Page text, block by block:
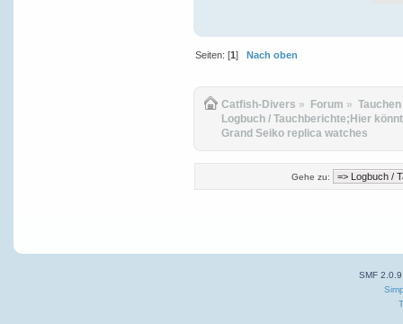
Seiten: [1] Nach oben
Catfish-Divers » Forum » Tauchen
Logbuch / Tauchberichte;Hier
Grand Seiko replica watches
Gehe zu:
SMF 2.0.9